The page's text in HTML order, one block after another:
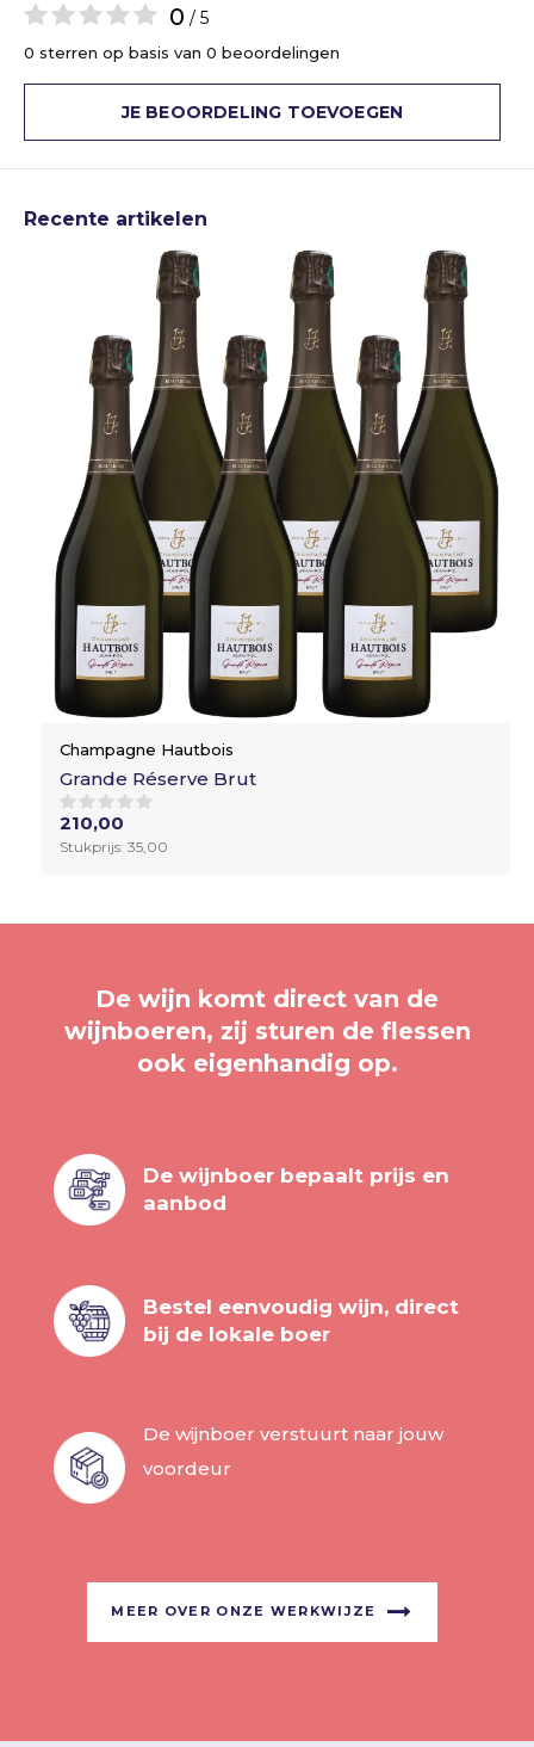
0 / 5
0 sterren op basis van 0 beoordelingen
JE BEOORDELING TOEVOEGEN
Recente artikelen
Champagne Hautbois
Grande Réserve Brut
210,00
Stukprijs: 35,00
De wijn komt direct van de
wijnboeren, zij sturen de flessen
ook eigenhandig op.
De wijnboer bepaalt prijs en
aanbod
Bestel eenvoudig wijn, direct
bij de lokale boer
De wijnboer verstuurt naar jouw
voordeur
MEER OVER ONZE WERKWIJZE